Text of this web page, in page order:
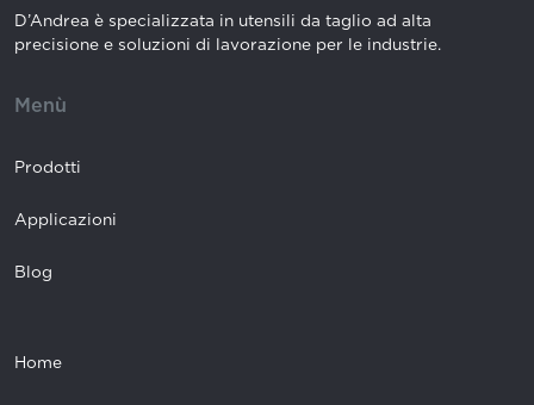
D’Andrea è specializzata in utensili da taglio ad alta
precisione e soluzioni di lavorazione per le industrie.
Menù
Prodotti
Applicazioni
Blog
Home